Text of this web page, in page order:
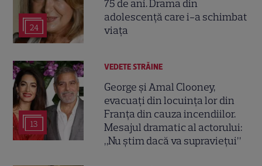
24
75 de ani. Drama din
adolescență care i-a schimbat
viața
13
VEDETE STRĂINE
George și Amal Clooney,
evacuați din locuința lor din
Franța din cauza incendiilor.
Mesajul dramatic al actorului:
„Nu știm dacă va supraviețui”